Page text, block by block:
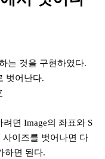
는 것을 구현하였다.
벗어난다.
면 Image의 좌표와 S
사이즈를 벗어나면 다
하면 된다.